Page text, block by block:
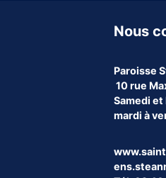
Nous
Paroisse
10 rue
Samedi et
mardi à